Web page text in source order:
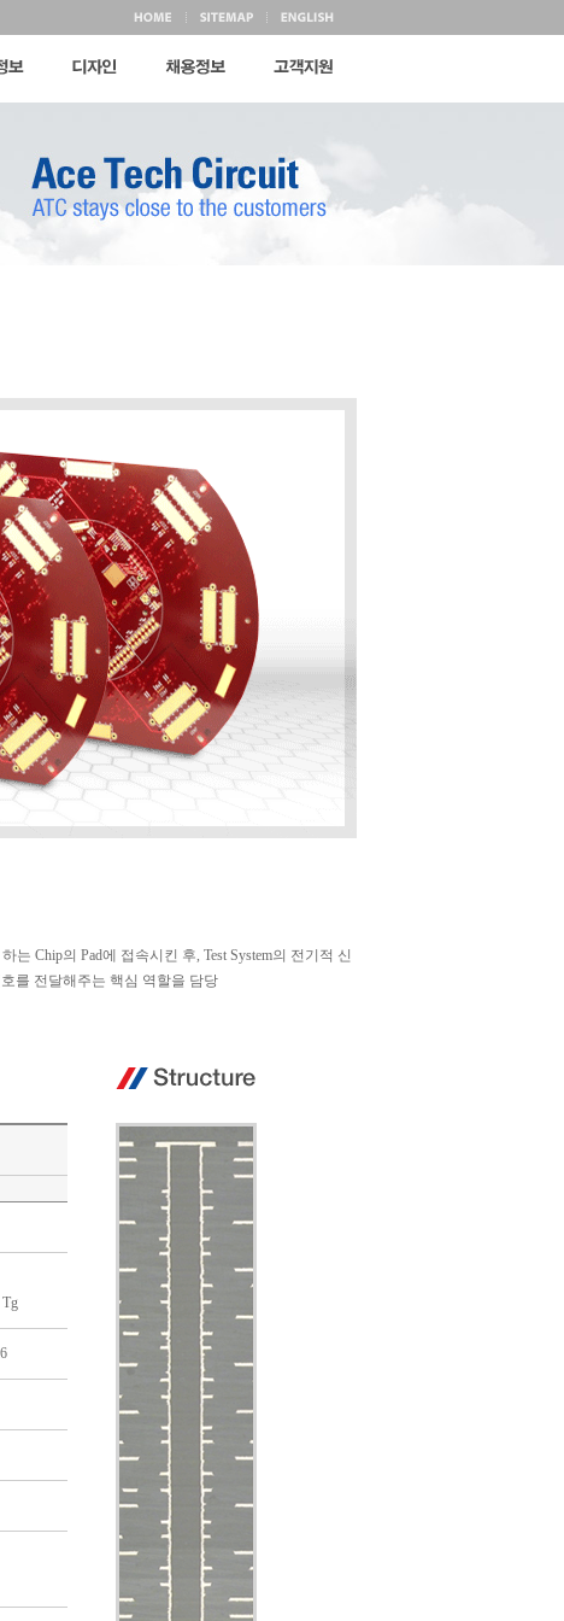
는 Chip의 Pad에 접속시킨 후, Test System의 전기적 신
호를 전달해주는 핵심 역할을 담당